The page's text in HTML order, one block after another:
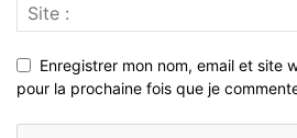
Enregistrer mon nom, email et site
pour la prochaine fois que je